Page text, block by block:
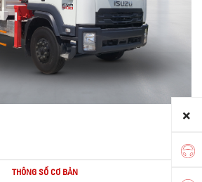
THÔNG SỐ CƠ BẢN